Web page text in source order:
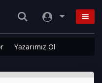
Yazarımız Ol